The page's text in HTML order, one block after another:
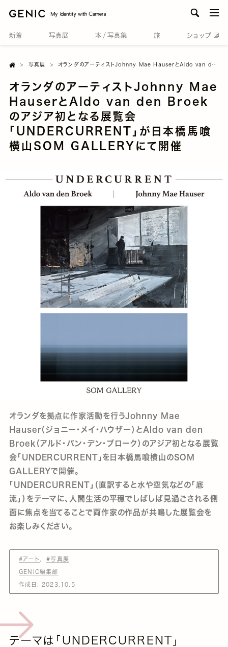
 Home写真展 オランダのアーティストJohnny Mae HauserとAldo van den Broekのアジア初となる展覧会「UNDERCURRENT」が日本橋馬喰横山SOM GALLERYにて開催
オランダのアーティストJohnny Mae
HauserとAldo van den Broek
のアジア初となる展覧会
「UNDERCURRENT」が日本橋馬喰
横山SOM GALLERYにて開催
オランダを拠点に作家活動を行うJohnny Mae
Hauser（ジョニー・メイ・ハウザー）とAldo van den
Broek（アルド・バン・デン・ブローク）のアジア初となる展覧
会「UNDERCURRENT」を日本橋馬喰横山のSOM
GALLERYで開催。
「UNDERCURRENT」（直訳すると水や空気などの「底
流」）をテーマに、人間生活の平穏でしばしば見過ごされる側
面に焦点を当てることで両作家の作品が共鳴した展覧会を
お楽しみください。
#アート #写真展
GENIC編集部
作成日: 2023.10.5
テーマは「UNDERCURRENT」